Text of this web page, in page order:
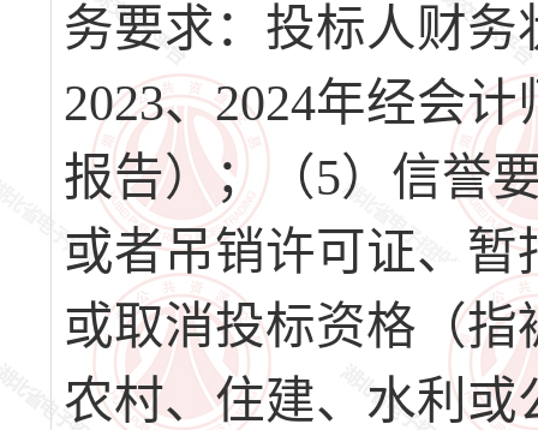
务要求：投标人财务
2023、2024年经会
报告）；（5）信誉
或者吊销许可证、
或取消投标资格（
农村、住建、水利